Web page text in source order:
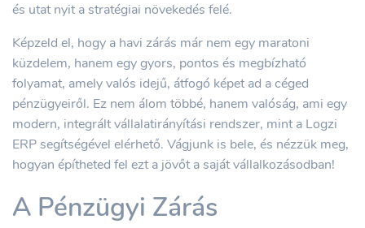
és utat nyit a stratégiai növekedés felé.
Képzeld el, hogy a havi zárás már nem egy maratoni
küzdelem, hanem egy gyors, pontos és megbízható
folyamat, amely valós idejű, átfogó képet ad a céged
pénzügyeiről. Ez nem álom többé, hanem valóság, ami egy
modern, integrált vállalatirányítási rendszer, mint a Logzi
ERP segítségével elérhető. Vágjunk is bele, és nézzük meg,
hogyan építheted fel ezt a jövőt a saját vállalkozásodban!
A Pénzügyi Zárás